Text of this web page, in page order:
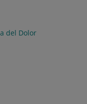
del Dolor